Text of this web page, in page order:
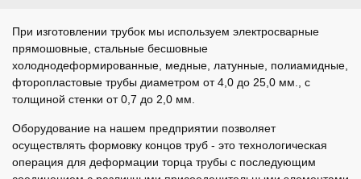
При изготовлении трубок мы используем электросварные
прямошовные, стальные бесшовные
холоднодеформированные, медные, латунные, полиамидные,
фторопластовые трубы диаметром от 4,0 до 25,0 мм., с
толщиной стенки от 0,7 до 2,0 мм.
Оборудование на нашем предприятии позволяет
осуществлять формовку концов труб - это технологическая
операция для деформации торца трубы с последующим